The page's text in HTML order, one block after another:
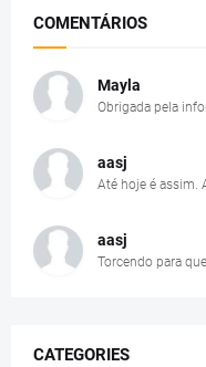
COMENTÁRIOS
Mayla
Obrigada pela
aasj
Até hoje é assim.
aasj
Torcendo para
CATEGORIES